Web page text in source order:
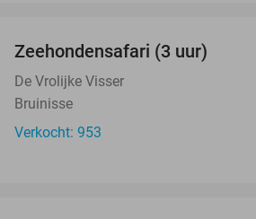
Zeehondensafari (3 uur)
De Vrolijke Visser
Bruinisse
Verkocht: 953